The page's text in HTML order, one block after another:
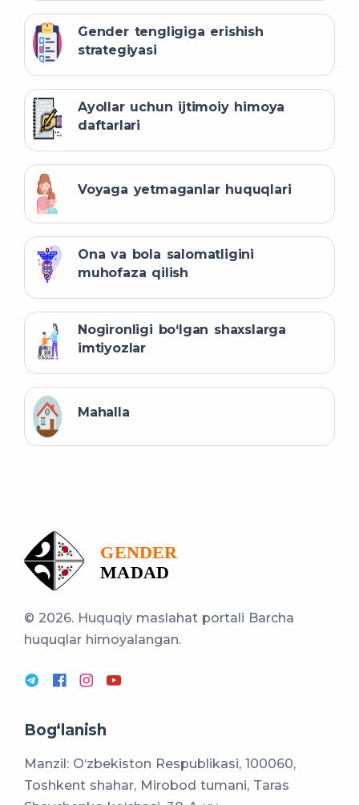
Gender tengligiga erishish
strategiyasi
Ayollar uchun ijtimoiy himoya
daftarlari
Voyaga yetmaganlar huquqlari
Ona va bola salomatligini
muhofaza qilish
Nogironligi bo‘lgan shaxslarga
imtiyozlar
Mahalla
© 2026. Huquqiy maslahat portali Barcha
huquqlar himoyalangan.
Bog‘lanish
Manzil: O‘zbekiston Respublikasi, 100060,
Toshkent shahar, Mirobod tumani, Taras